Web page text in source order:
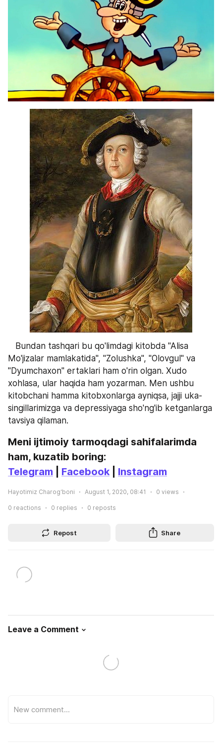
Mo'jizalar mamlakatida", "Zolushka", "Olovgul" va
"Dyumchaxon" ertaklari ham o'rin olgan. Xudo
xohlasa, ular haqida ham yozarman. Men ushbu
kitobchani hamma kitobxonlarga ayniqsa, jajji uka-
singillarimizga va depressiyaga sho'ng'ib ketganlarga
tavsiya qilaman.
Meni ijtimoiy tarmoqdagi sahifalarimda
ham, kuzatib boring:
Telegram
Facebook Instagram
Hayotimiz Charog‘boni August 1, 2020, 08:41 0 views
0 reactions 0 replies 0 reposts
Repost Share
Leave a Comment